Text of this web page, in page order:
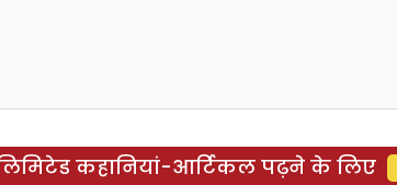
कहानियां-आर्टिकल पढ़ने के लिए